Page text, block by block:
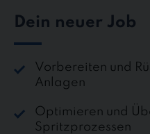
Dein neuer Job
Vorbereiten und
Anlagen
​​​​​​​Optimieren und
Spritzprozessen